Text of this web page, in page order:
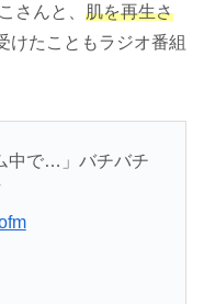
さんと、 肌を再生さ
けたこともラジオ番組
中で…」バチバチ